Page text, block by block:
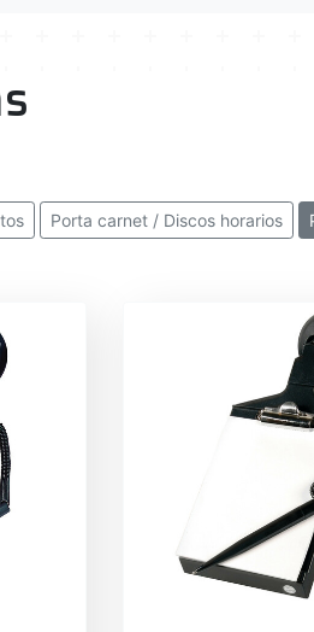
Porta carnet / Discos horarios